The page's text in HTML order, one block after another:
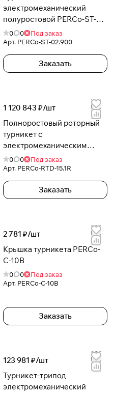
электромеханический
полуростовой PERCo-ST-
02.900
0 0
Под заказ
Арт. PERCo-ST-02.900
Заказать
1 120 843 ₽/шт
Полноростовый роторный
турникет с
электромеханическим
приводом -RTD-15.1R
0 0
Под заказ
Арт. PERCo-RTD-15.1R
Заказать
2 781 ₽/шт
Крышка турникета PERCo-
C-10B
0 0
Под заказ
Арт. PERCo-C-10B
Заказать
123 981 ₽/шт
Турникет-трипод
электромеханический